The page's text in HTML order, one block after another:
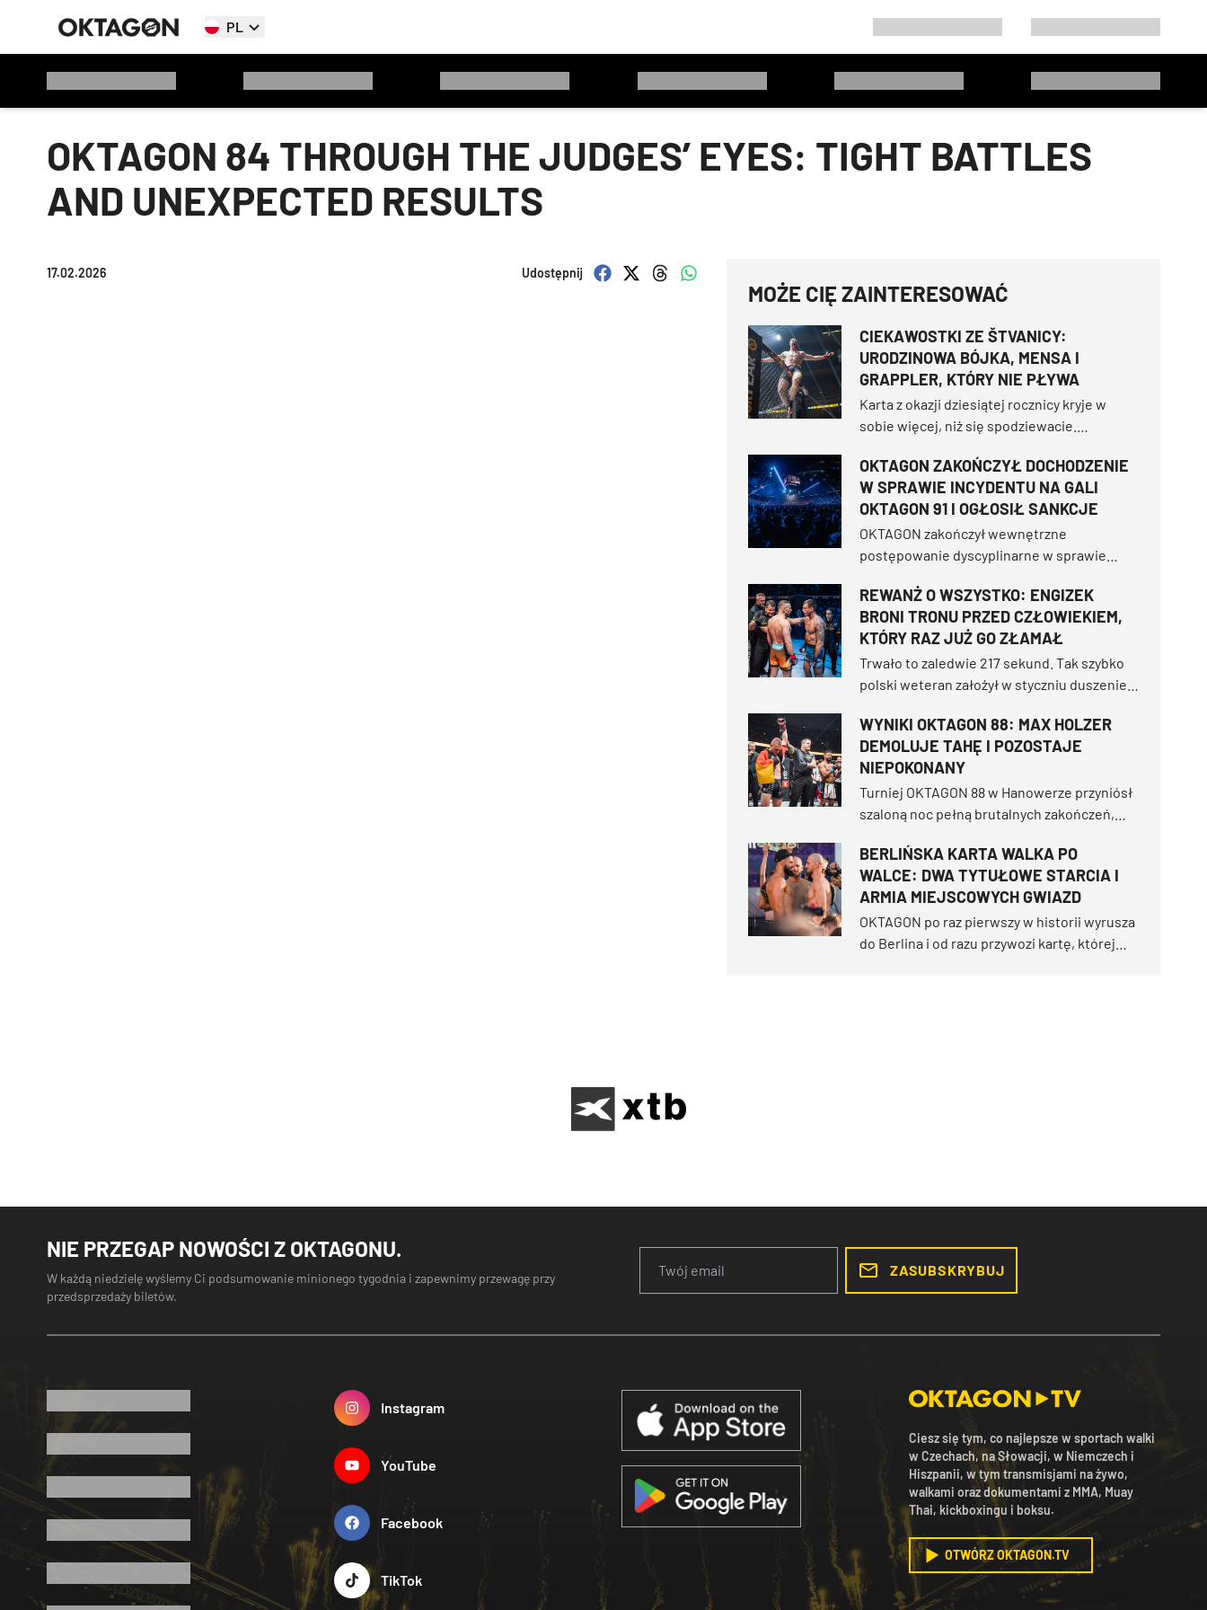
PL
OKTAGON 84 THROUGH THE JUDGES’ EYES: TIGHT BATTLES
AND UNEXPECTED RESULTS
17.02.2026 Udostępnij
MOŻE CIĘ ZAINTERESOWAĆ
CIEKAWOSTKI ZE ŠTVANICY:
URODZINOWA BÓJKA, MENSA I
GRAPPLER, KTÓRY NIE PŁYWA
Karta z okazji dziesiątej rocznicy kryje w
sobie więcej, niż się spodziewacie.
która dwukrotnie nie doszła do skutku,
najwyżej notowane męskie starcie w historii
organizacji oraz powrót dziewięciu
zawodników na legendarną wyspę.
OKTAGON ZAKOŃCZYŁ DOCHODZENIE
W SPRAWIE INCYDENTU NA GALI
OKTAGON 91 I OGŁOSIŁ SANKCJE
OKTAGON zakończył wewnętrzne
postępowanie dyscyplinarne w sprawie
wieczoru gali OKTAGON 91 w Lanxess Arenie
w Kolonii. Organizacja nałożyła sankcje na
cztery osoby.
REWANŻ O WSZYSTKO: ENGIZEK
BRONI TRONU PRZED CZŁOWIEKIEM,
KTÓRY RAZ JUŻ GO ZŁAMAŁ
Trwało to zaledwie 217 sekund. Tak szybko
polski weteran założył w styczniu duszenie,
halę w Düsseldorfie w osłupiałej ciszy.
WYNIKI OKTAGON 88: MAX HOLZER
DEMOLUJE TAHĘ I POZOSTAJE
NIEPOKONANY
Turniej OKTAGON 88 w Hanowerze przyniósł
szaloną noc pełną brutalnych zakończeń,
skończeń przed czasem na 10 walk! ZAG
Arena eksplodowała entuzjazmem, gdy
lokalny bohater Max Holzer zdemolował
Khalida Tahę.
BERLIŃSKA KARTA WALKA PO
WALCE: DWA TYTUŁOWE STARCIA I
ARMIA MIEJSCOWYCH GWIAZD
OKTAGON po raz pierwszy w historii wyrusza
do Berlina i od razu przywozi kartę, której
NIE PRZEGAP NOWOŚCI Z OKTAGONU.
W każdą niedzielę wyślemy Ci podsumowanie minionego tygodnia i zapewnimy przewagę przy
przedsprzedaży biletów.
ZASUBSKRYBUJ
Instagram
YouTube
Facebook
TikTok
Ciesz się tym, co najlepsze w sportach walki
w Czechach, na Słowacji, w Niemczech i
Hiszpanii, w tym transmisjami na żywo,
walkami oraz dokumentami z MMA, Muay
Thai, kickboxingu i boksu.
OTWÓRZ OKTAGON.TV